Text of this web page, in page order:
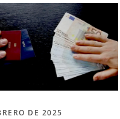
DE 2025